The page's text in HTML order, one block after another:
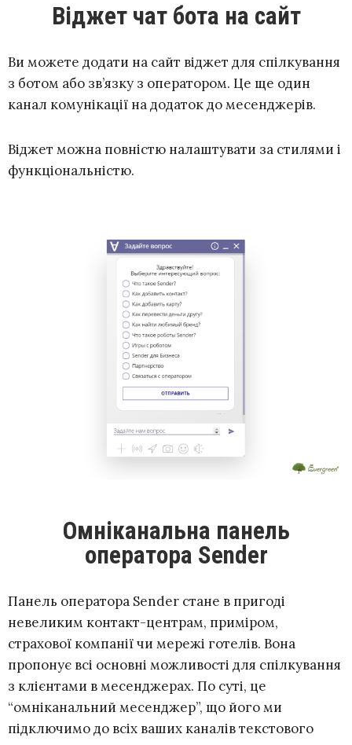
Віджет чат бота на сайт
Ви можете додати на сайт віджет для спілкування
з ботом або зв’язку з оператором. Це ще один
канал комунікації на додаток до месенджерів.
Віджет можна повністю налаштувати за стилями і
функціональністю.
Омніканальна панель
оператора Sender
Панель оператора Sender стане в пригоді
невеликим контакт-центрам, приміром,
страхової компанії чи мережі готелів. Вона
пропонує всі основні можливості для спілкування
з клієнтами в месенджерах. По суті, це
“омніканальний месенджер”, що його ми
підключимо до всіх ваших каналів текстового